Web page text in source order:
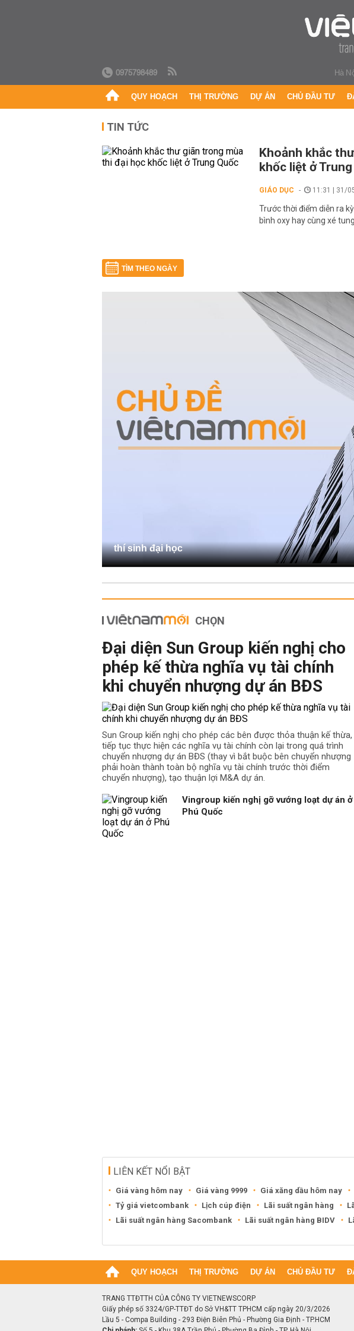
0975798489 Hà
QUY HOẠCH THỊ TRƯỜNG DỰ ÁN CHỦ ĐẦU TƯ
TIN TỨC
Khoảnh khắc
khốc liệt ở
GIÁO DỤC 11:31 | 31/
Trước thời điểm diễn ra
bình oxy hay cùng xé
TÌM THEO NGÀY
thí sinh đại học
CHỌN
Đại diện Sun Group kiến nghị cho
phép kế thừa nghĩa vụ tài chính
khi chuyển nhượng dự án BĐS
Sun Group kiến nghị cho phép các bên được thỏa thuận kế thừa,
tiếp tục thực hiện các nghĩa vụ tài chính còn lại trong quá trình
chuyển nhượng dự án BĐS (thay vì bắt buộc bên chuyển nhượng
phải hoàn thành toàn bộ nghĩa vụ tài chính trước thời điểm
chuyển nhượng), tạo thuận lợi M&A dự án.
Vingroup kiến nghị gỡ vướng loạt dự án ở
Phú Quốc
LIÊN KẾT NỔI BẬT
Giá vàng hôm nay Giá vàng 9999 Giá xăng dầu hôm nay
Tỷ giá vietcombank
Lịch cúp điện Lãi suất ngân hàng
Lãi suất ngân hàng Sacombank
Lãi suất ngân hàng BIDV
QUY HOẠCH THỊ TRƯỜNG DỰ ÁN CHỦ ĐẦU TƯ
TRANG TTĐTTH CỦA CÔNG TY VIETNEWSCORP
Giấy phép số 3324/GP-TTĐT do Sở VH&TT TPHCM cấp ngày 20/3/2026
Lầu 5 - Compa Building - 293 Điện Biên Phủ - Phường Gia Định - TP.HCM